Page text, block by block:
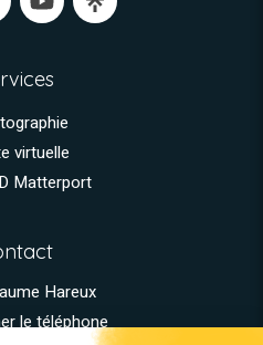
virtuelle
Matterport
Hareux
le téléphone